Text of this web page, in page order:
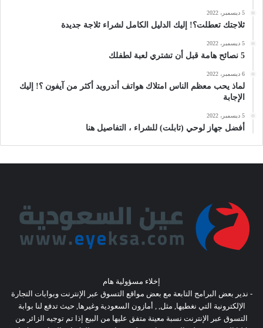
5 ديسمبر، 2022
ثلاجتك تعطلت؟! إليك الدليل الكامل لشراء ثلاجة جديدة
5 ديسمبر، 2022
5 نصائح هامة قبل أن تشتري لعبة لطفلك
6 ديسمبر، 2022
لماذ يحب معظم الناس امتلاك هواتف أندرويد أكثر من آيفون ؟! إليك
الإجابة
5 ديسمبر، 2022
أفضل جهاز لوحي (تابلت) للشراء ، التفاصيل هنا
إخلاء مسؤولية هام
- ندير بعض البرامج التابعة مع بعض مواقع التسوق عبر الإنترنت وبوابات التجارة
الإلكترونية التي نغطيها, مثل, , أمازون السعودية وغيرها, حيث تدفع لنا بوابة
التسوق عبر الإنترنت نسبة معينة متفق عليها من البيع إذا تم توجيه الزائر من